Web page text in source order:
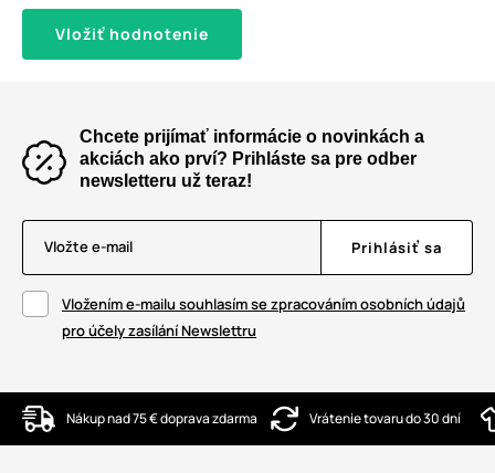
Vložiť hodnotenie
Chcete prijímať informácie o novinkách a
akciách ako prví? Prihláste sa pre odber
newsletteru už teraz!
Vložte e-mail Prihlásiť sa
Vložením e-mailu souhlasím se zpracováním osobních údajů
pro účely zasílání Newslettru
Nákup nad 75 € doprava zdarma Vrátenie tovaru do 30 dní